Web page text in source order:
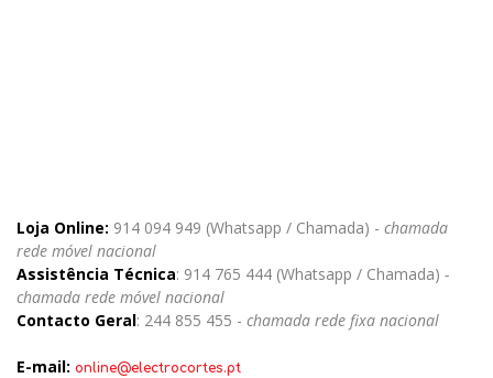
Loja Online: 914 094 949 (Whatsapp / Chamada) - chamada
rede móvel nacional
Assistência Técnica: 914 765 444 (Whatsapp / Chamada) -
chamada rede móvel nacional
Contacto Geral: 244 855 455 - chamada rede fixa nacional
E-mail: online@electrocortes.pt